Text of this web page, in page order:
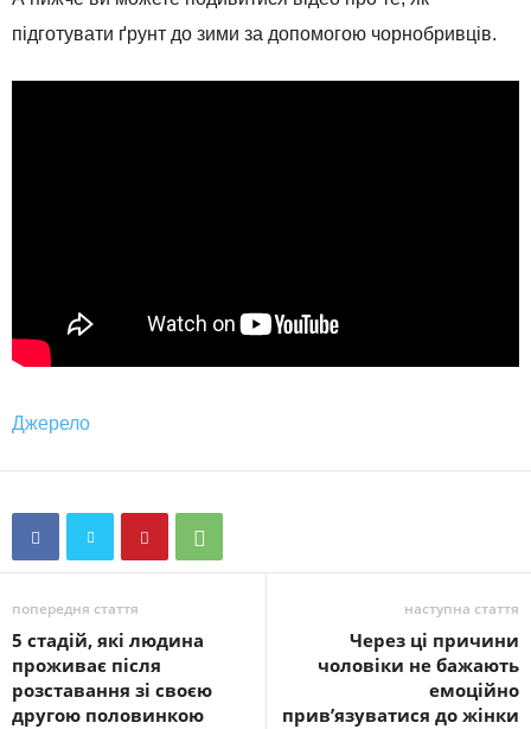
підготувати ґрунт до зими за допомогою чорнобривців.
Джерело
попередня стаття
5 стадій, які людина
проживає після
розставання зі своєю
другою половинкою
наступна стаття
Через ці причини
чоловіки не бажають
емоційно
прив’язуватися до жінки